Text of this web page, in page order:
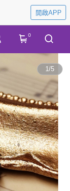
開啟APP
0
1/5